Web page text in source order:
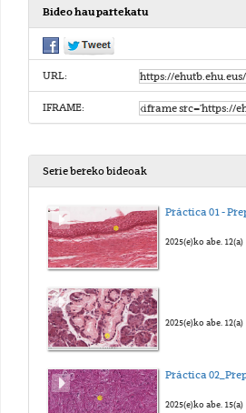
Bideo hau partekatu
URL:
IFRAME:
Serie bereko bideoak
2025(e)ko abe. 12(a)
2025(e)ko abe. 12(a)
2025(e)ko abe. 15(a)